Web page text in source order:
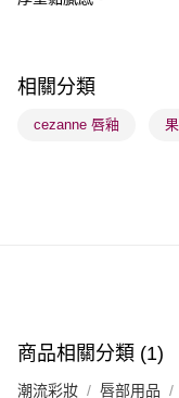
順豐自助櫃 - 確認發貨
順豐站及營業點 - 確認
(澳門門市) 只顯示可選
取。逾期會取消訂單，
相關分類
cezanne 唇釉
商品相關分類 (1)
潮流彩妝 唇部用品